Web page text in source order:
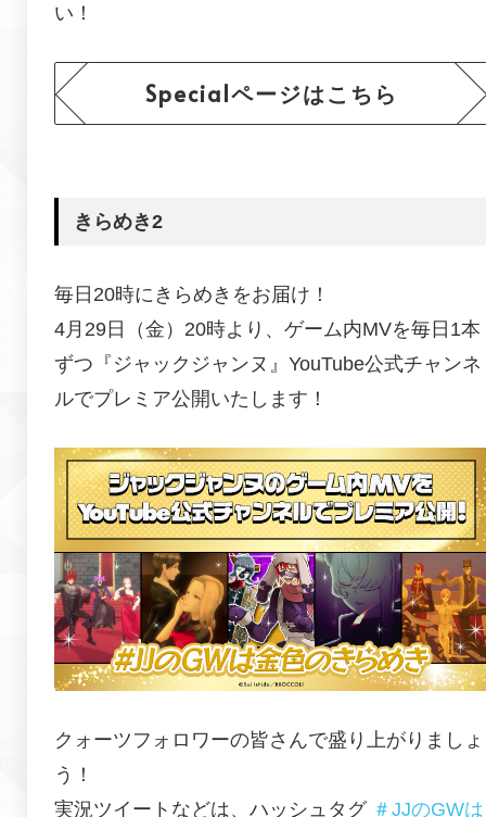
い！
Specialページはこちら
きらめき2
毎日20時にきらめきをお届け！
4月29日（金）20時より、ゲーム内MVを毎日1本
ずつ『ジャックジャンヌ』YouTube公式チャンネ
ルでプレミア公開いたします！
クォーツフォロワーの皆さんで盛り上がりましょ
う！
実況ツイートなどは、ハッシュタグ ＃JJのGWは